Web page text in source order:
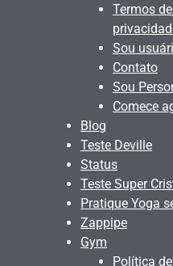
Termos
Sou
Contato
Sou
Comece
Blog
Teste Deville
Status
Teste Super
Pratique Yoga
Zappipe
Gym
Política